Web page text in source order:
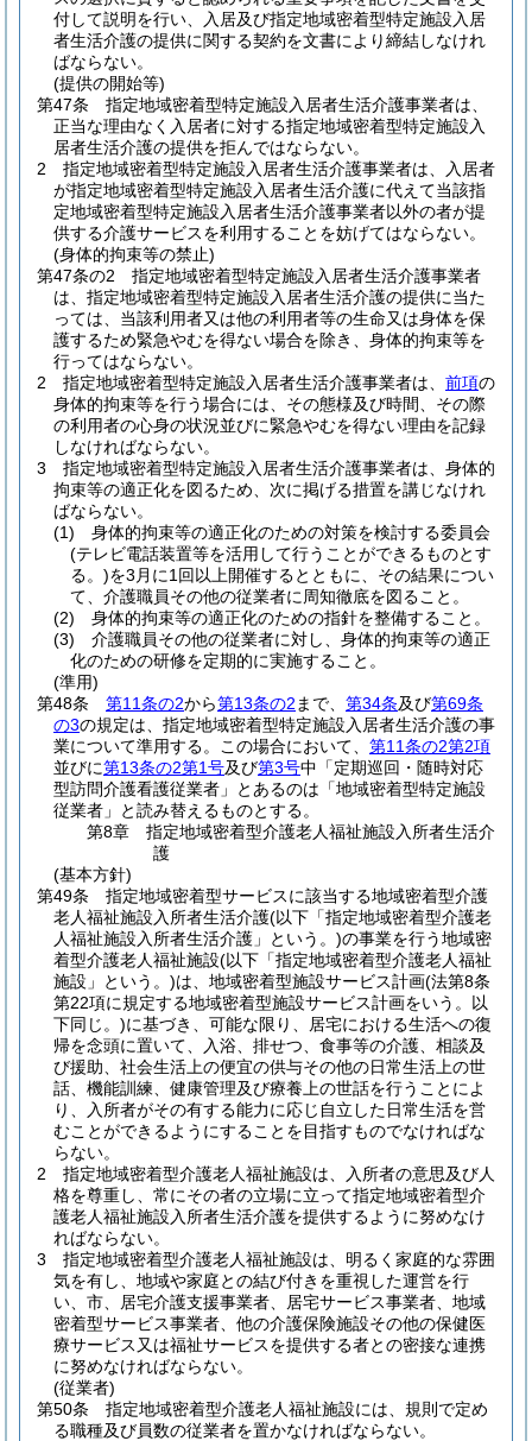
付して説明を行い、入居及び指定地域密着型特定施設入居
者生活介護の提供に関する契約を文書により締結しなけれ
ばならない。
(提供の開始等)
第47条
指定地域密着型特定施設入居者生活介護事業者は、
正当な理由なく入居者に対する指定地域密着型特定施設入
居者生活介護の提供を拒んではならない。
2
指定地域密着型特定施設入居者生活介護事業者は、入居者
が指定地域密着型特定施設入居者生活介護に代えて当該指
定地域密着型特定施設入居者生活介護事業者以外の者が提
供する介護サービスを利用することを妨げてはならない。
(身体的拘束等の禁止)
第47条の2
指定地域密着型特定施設入居者生活介護事業者
は、指定地域密着型特定施設入居者生活介護の提供に当た
っては、当該利用者又は他の利用者等の生命又は身体を保
護するため緊急やむを得ない場合を除き、身体的拘束等を
行ってはならない。
2
指定地域密着型特定施設入居者生活介護事業者は、 前項の
身体的拘束等を行う場合には、その態様及び時間、その際
の利用者の心身の状況並びに緊急やむを得ない理由を記録
しなければならない。
3
指定地域密着型特定施設入居者生活介護事業者は、身体的
拘束等の適正化を図るため、次に掲げる措置を講じなけれ
ばならない。
(1)
身体的拘束等の適正化のための対策を検討する委員会
(テレビ電話装置等を活用して行うことができるものとす
る。)を3月に1回以上開催するとともに、その結果につい
て、介護職員その他の従業者に周知徹底を図ること。
(2)
身体的拘束等の適正化のための指針を整備すること。
(3)
介護職員その他の従業者に対し、身体的拘束等の適正
化のための研修を定期的に実施すること。
(準用)
第48条
第11条の2から第13条の2 まで、 第34条及び第69条
の3の規定は、指定地域密着型特定施設入居者生活介護の事
業について準用する。
この場合において、 第11条の2第2項
並びに第13条の2第1号及び第3号中「定期巡回・随時対応
型訪問介護看護従業者」とあるのは「地域密着型特定施設
従業者」と読み替えるものとする。
第8章
指定地域密着型介護老人福祉施設入所者生活介
護
(基本方針)
第49条
指定地域密着型サービスに該当する地域密着型介護
老人福祉施設入所者生活介護(以下「指定地域密着型介護老
人福祉施設入所者生活介護」という。)の事業を行う地域密
着型介護老人福祉施設(以下「指定地域密着型介護老人福祉
施設」という。)は、地域密着型施設サービス計画(法第8条
第22項に規定する地域密着型施設サービス計画をいう。以
下同じ。)に基づき、可能な限り、居宅における生活への復
帰を念頭に置いて、入浴、排せつ、食事等の介護、相談及
び援助、社会生活上の便宜の供与その他の日常生活上の世
話、機能訓練、健康管理及び療養上の世話を行うことによ
り、入所者がその有する能力に応じ自立した日常生活を営
むことができるようにすることを目指すものでなければな
らない。
2
指定地域密着型介護老人福祉施設は、入所者の意思及び人
格を尊重し、常にその者の立場に立って指定地域密着型介
護老人福祉施設入所者生活介護を提供するように努めなけ
ればならない。
3
指定地域密着型介護老人福祉施設は、明るく家庭的な雰囲
気を有し、地域や家庭との結び付きを重視した運営を行
い、市、居宅介護支援事業者、居宅サービス事業者、地域
密着型サービス事業者、他の介護保険施設その他の保健医
療サービス又は福祉サービスを提供する者との密接な連携
に努めなければならない。
(従業者)
第50条
指定地域密着型介護老人福祉施設には、規則で定め
る職種及び員数の従業者を置かなければならない。